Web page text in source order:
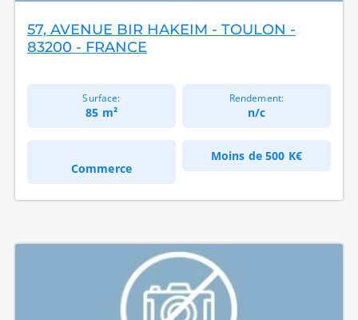
57, AVENUE BIR HAKEIM - TOULON -
83200 - FRANCE
Surface:
85 m²
Rendement:
n/c
Commerce
Moins de500 K€